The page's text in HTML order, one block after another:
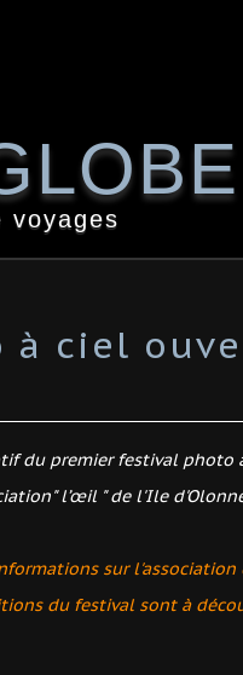
voyages
à ciel
du premier festival photo
l’œil " de l'Ile
sur
du festival sont à